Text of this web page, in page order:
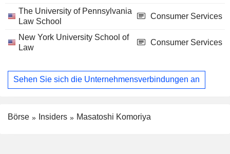
The University of Pennsylvania
Law School
Consumer Services
New York University School of
Law
Consumer Services
Sehen Sie sich die Unternehmensverbindungen an
Börse Insiders Masatoshi Komoriya